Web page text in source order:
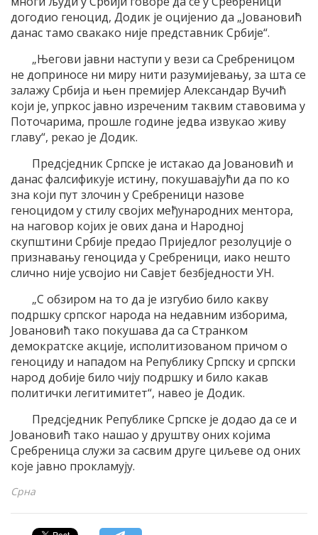
догодио геноцид, Додик је оцијенио да „Јовановић
данас тамо свакако није представник Србије“.
„Његови јавни наступи у вези са Сребреницом
не доприносе ни миру нити разумијевању, за шта се
залажу Србија и њен премијер Александар Вучић
који је, упркос јавно изреченим таквим ставовима у
Поточарима, прошле године једва извукао живу
главу“, рекао је Додик.
Предсједник Српске је истакао да Јовановић и
данас фалсификује истину, покушавајући да по ко
зна који пут злочин у Сребреници назове
геноцидом у стилу својих међународних ментора,
на наговор којих је ових дана и Народној
скупштини Србије предао Приједлог резолуције о
признавању геноцида у Сребреници, иако нешто
слично није усвојио ни Савјет безбједности УН.
„С обзиром на то да је изгубио било какву
подршку српског народа на недавним изборима,
Јовановић тако покушава да са Странком
демократске акције, исполитизованом причом о
геноциду и нападом на Републику Српску и српски
народ добије било чију подршку и било какав
политички легитимитет“, навео је Додик.
Предсједник Републике Српске је додао да се и
Јовановић тако нашао у друштву оних којима
Сребреница служи за сасвим друге циљеве од оних
које јавно прокламују.
Срна